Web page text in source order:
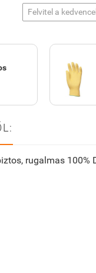
Felvitel a
rugalmas 100%